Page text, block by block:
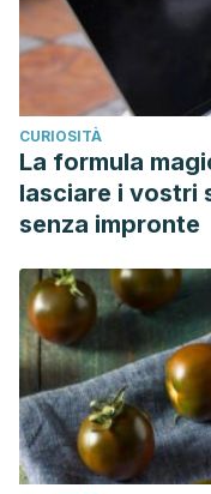
CURIOSITÀ
La formula
lasciare i vostri
senza impronte